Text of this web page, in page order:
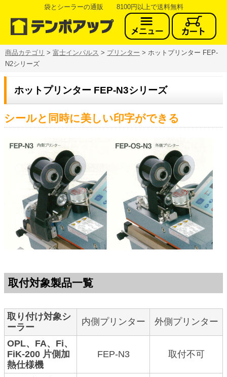
袋とシーラーの通販 8100円以上で送料無料
商品カテゴリ > 富士インパルス > プリンター > ホットプリンター FEP-
N2シリーズ
ホットプリンター FEP-N3シリーズ
シールと同時に美しい印字ができる
取付対象製品一覧
取り付け対象シ
ーラー
内側プリンター 外側プリンター
OPL、FA、Fi、
FiK-200 片側加
熱仕様機
FEP-N3 取付不可